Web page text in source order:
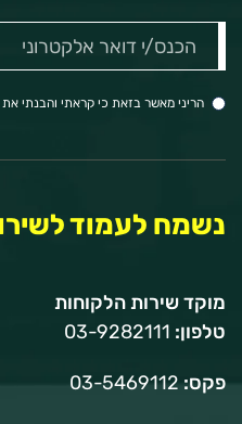
דואר
אלקטרוני:
הריני מאשר בזאת כי קראתי והבנתי
נשמח לעמוד
מוקד שירות הלקוחות
טלפון:
פקס: